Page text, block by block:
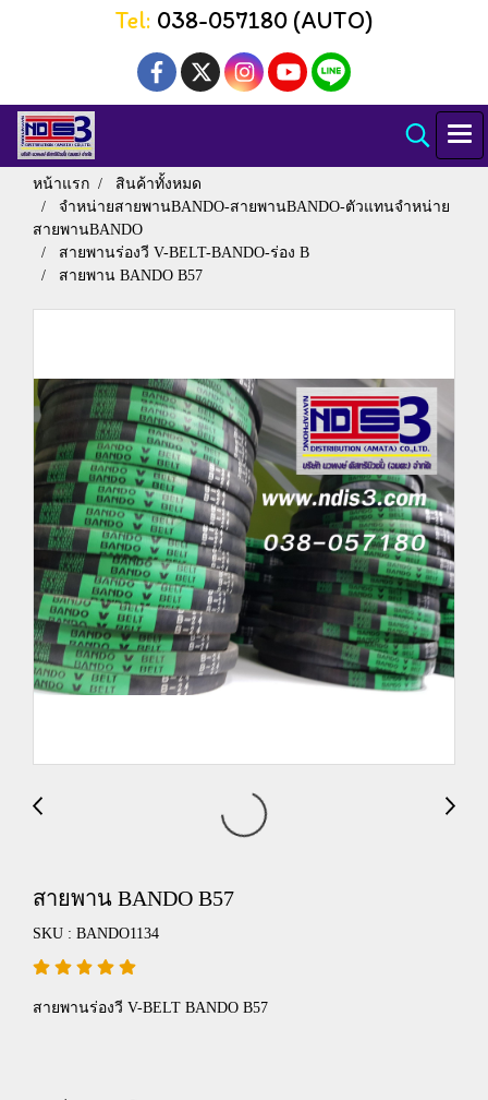
Tel: 038-057180 (AUTO)
หน้าแรก
สินค้าทั้งหมด
จำหน่ายสายพานBANDO-สายพานBANDO-ตัวแทนจำหน่าย
สายพานBANDO
สายพานร่องวี V-BELT-BANDO-ร่อง B
สายพาน BANDO B57
สายพาน BANDO B57
SKU : BANDO1134
สายพานร่องวี V-BELT BANDO B57